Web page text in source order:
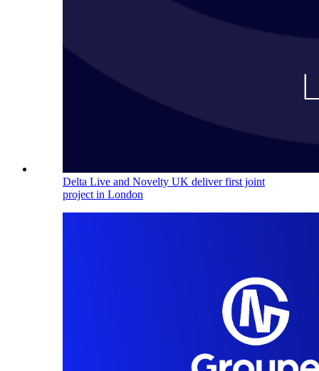
Delta Live and Novelty UK deliver first joint
project in London